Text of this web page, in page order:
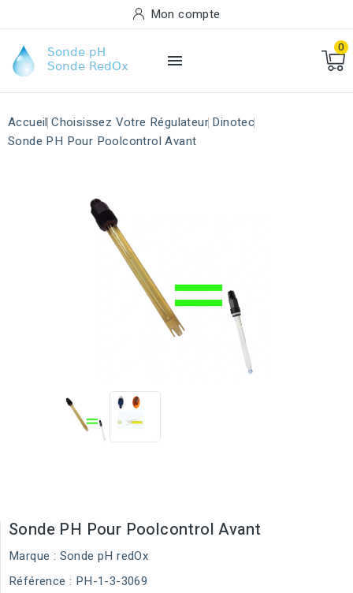
Mon compte

0
Accueil Choisissez Votre Régulateur Dinotec
Sonde PH Pour Poolcontrol Avant
Sonde PH Pour Poolcontrol Avant
Marque : Sonde pH redOx
Référence : PH-1-3-3069